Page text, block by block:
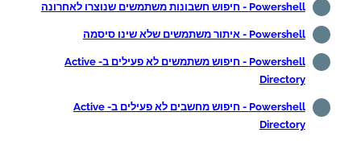
Powershell - חיפוש חשבונות משתמשים שנוצרו לאחרונה
Powershell - איתור משתמשים שלא שינו סיסמה
Powershell - חיפוש משתמשים לא פעילים ב- Active
Directory
Powershell - חיפוש מחשבים לא פעילים ב- Active
Directory